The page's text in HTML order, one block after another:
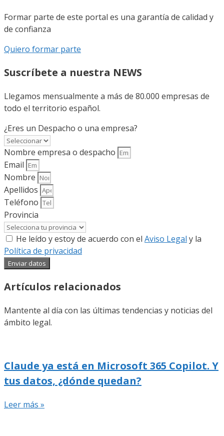
Formar parte de este portal es una garantía de calidad y
de confianza
Quiero formar parte
Suscríbete a nuestra NEWS
Llegamos mensualmente a más de 80.000 empresas de
todo el territorio español.
¿Eres un Despacho o una empresa?
Nombre empresa o despacho
Email
Nombre
Apellidos
Teléfono
Provincia
He leído y estoy de acuerdo con el Aviso Legal y la
Política de privacidad
Enviar datos
Artículos relacionados
Mantente al día con las últimas tendencias y noticias del
ámbito legal.
Claude ya está en Microsoft 365 Copilot. Y
tus datos, ¿dónde quedan?
Leer más »